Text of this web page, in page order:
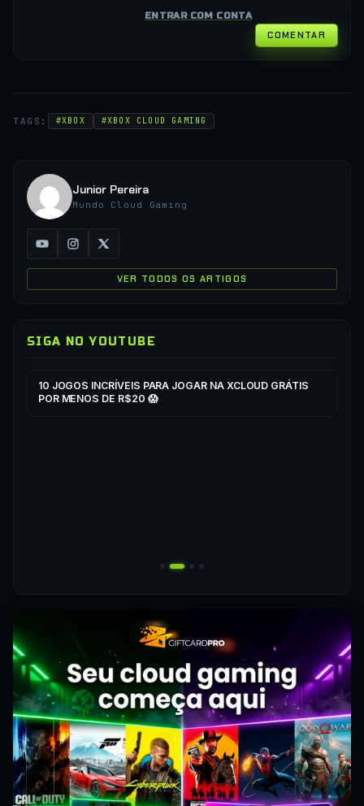
ENTRAR COM CONTA
COMENTAR
TAGS: #XBOX #XBOX CLOUD GAMING
Junior Pereira
Mundo Cloud Gaming
VER TODOS OS ARTIGOS
SIGA NO YOUTUBE
10 JOGOS INCRÍVEIS PARA JOGAR NA XCLOUD GRÁTIS
POR MENOS DE R$20 😱